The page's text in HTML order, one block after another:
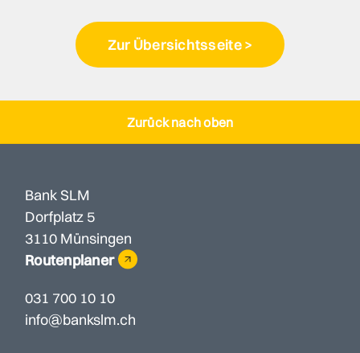
Zur Übersichtsseite >
Zurück nach oben
Bank SLM
Dorfplatz 5
3110 Münsingen
Routenplaner
031 700 10 10
info@bankslm.ch